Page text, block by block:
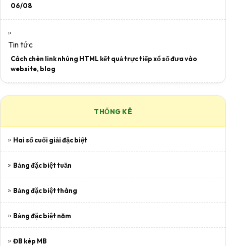
06/08
Tin tức
Cách chèn link nhúng HTML kết quả trực tiếp xổ số đưa vào
website, blog
THỐNG KÊ
Hai số cuối giải đặc biệt
Bảng đặc biệt tuần
Bảng đặc biệt tháng
Bảng đặc biệt năm
ĐB kép MB